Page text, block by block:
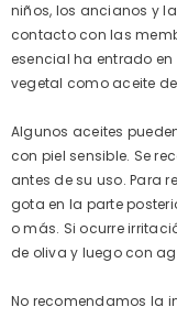
niños, los ancianos y
contacto con las
esencial ha entrado
vegetal como aceite
Algunos aceites
con piel sensible. Se
antes de su uso. Para
gota en la parte
o más. Si ocurre
de oliva y luego con
No recomendamos la